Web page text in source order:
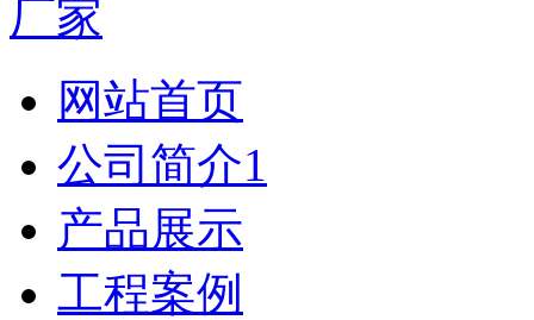
网站首页
公司简介1
产品展示
工程案例